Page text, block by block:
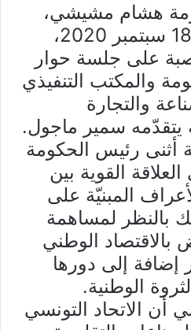
هشام مشيشي،
صباح اليوم الجمعة 18 سبتمبر 2020،
على جلسة حوار
والمكتب التنفيذي
والتجارة
يتقدّمه سمير ماجول.
رئيس الحكومة
القوية بين
المبنيّة على
بالنظر لمساهمة
بالاقتصاد الوطني
إضافة إلى دورها
الوطنية.
الاتحاد التونسي